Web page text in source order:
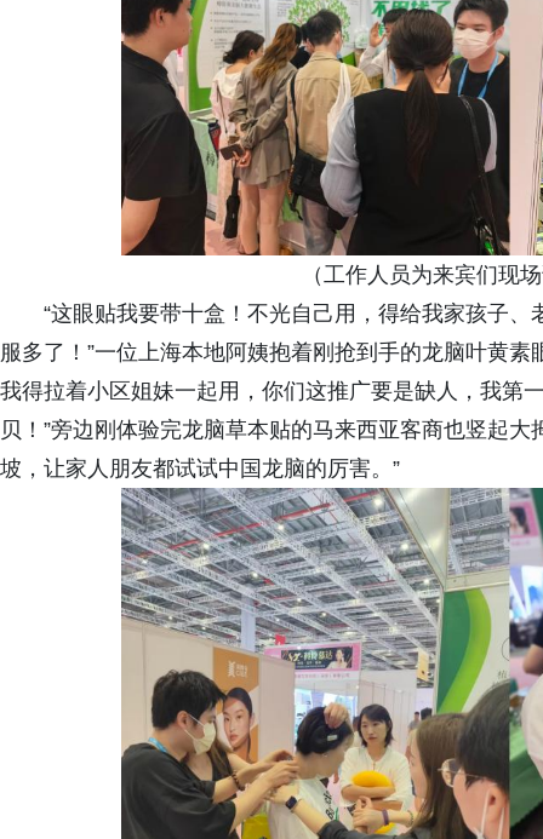
（工作人员为来宾们现
“这眼贴我要带十盒！不光自己用，得给我家孩子
服多了！”一位上海本地阿姨抱着刚抢到手的龙脑叶黄
我得拉着小区姐妹一起用，你们这推广要是缺人，我第
贝！”旁边刚体验完龙脑草本贴的马来西亚客商也竖起
坡，让家人朋友都试试中国龙脑的厉害。”